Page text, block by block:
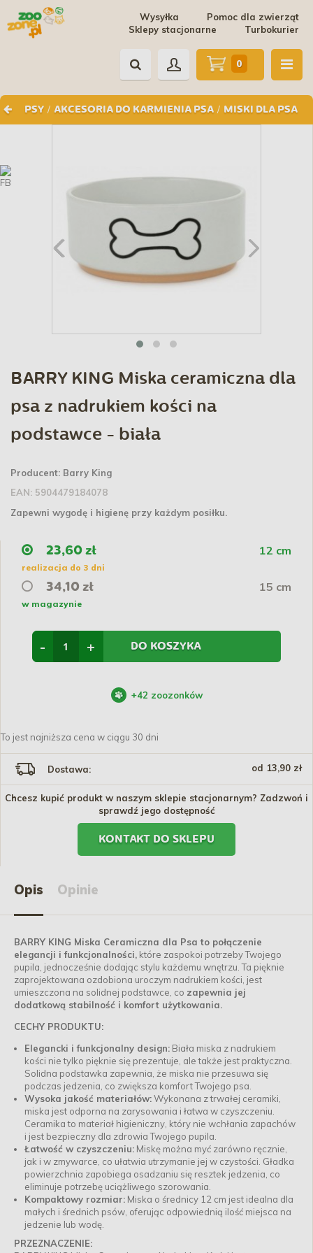
Pomoc dla zwierząt
Wysyłka
Turbokurier
Sklepy stacjonarne
PSY / AKCESORIA DO KARMIENIA PSA / MISKI DLA PSA
0
BARRY KING Miska ceramiczna dla
psa z nadrukiem kości na
podstawce - biała
Producent: Barry King
EAN: 5904479184078
Zapewni wygodę i higienę przy każdym posiłku.
23,60 zł 12 cm
realizacja do 3 dni
34,10 zł 15 cm
w magazynie
+
- DO KOSZYKA
+42 zoozonków
To jest najniższa cena w ciągu 30 dni
Dostawa: od 13,90 zł
Chcesz kupić produkt w naszym sklepie stacjonarnym? Zadzwoń i
sprawdź jego dostępność
KONTAKT DO SKLEPU
Opis Opinie
BARRY KING Miska Ceramiczna dla Psa to połączenie
elegancji i funkcjonalności, które zaspokoi potrzeby Twojego
pupila, jednocześnie dodając stylu każdemu wnętrzu. Ta pięknie
zaprojektowana ozdobiona uroczym nadrukiem kości, jest
umieszczona na solidnej podstawce, co zapewnia jej
dodatkową stabilność i komfort użytkowania.
CECHY PRODUKTU:
Elegancki i funkcjonalny design: Biała miska z nadrukiem
kości nie tylko pięknie się prezentuje, ale także jest praktyczna.
Solidna podstawka zapewnia, że miska nie przesuwa się
podczas jedzenia, co zwiększa komfort Twojego psa.
Wysoka jakość materiałów:Wykonana z trwałej ceramiki,
miska jest odporna na zarysowania i łatwa w czyszczeniu.
Ceramika to materiał higieniczny, który nie wchłania zapachów
i jest bezpieczny dla zdrowia Twojego pupila.
Łatwość w czyszczeniu: Miskę można myć zarówno ręcznie,
jak i w zmywarce, co ułatwia utrzymanie jej w czystości. Gładka
powierzchnia zapobiega osadzaniu się resztek jedzenia, co
eliminuje potrzebę uciążliwego szorowania.
Kompaktowy rozmiar: Miska o średnicy 12 cm jest idealna dla
małych i średnich psów, oferując odpowiednią ilość miejsca na
jedzenie lub wodę.
PRZEZNACZENIE: